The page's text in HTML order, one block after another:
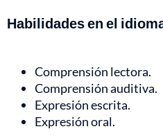
Habilidades en el
Comprensión lectora.
Comprensión auditiva.
Expresión escrita.
Expresión oral.